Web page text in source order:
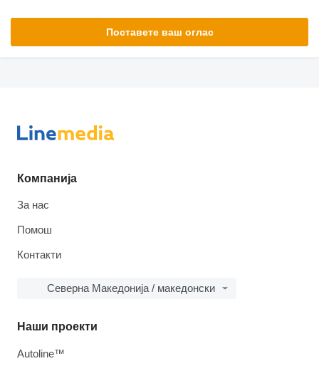
Поставете ваш оглас
Компанија
За нас
Помош
Контакти
Северна Македонија / македонски
Наши проекти
Autoline™